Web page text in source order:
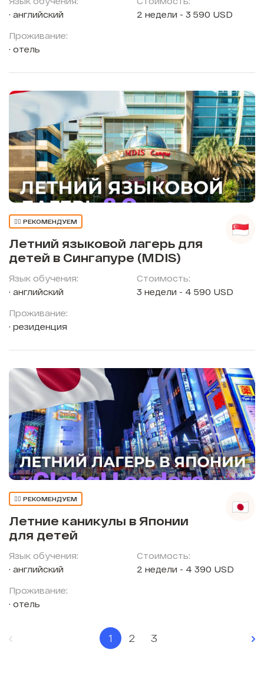
английский
Проживание:
отель
2 недели - 3 590 USD
👍🏼 РЕКОМЕНДУЕМ
Летний языковой лагерь для
детей в Сингапуре (MDIS)
Язык обучения:
английский
Проживание:
резиденция
Стоимость:
3 недели - 4 590 USD
👍🏼 РЕКОМЕНДУЕМ
Летние каникулы в Японии
для детей
Язык обучения:
английский
Проживание:
отель
Стоимость:
2 недели - 4 390 USD
1 2 3